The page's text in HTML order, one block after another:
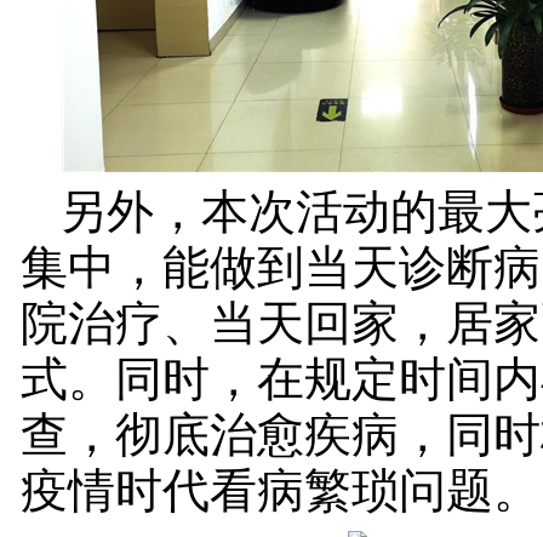
另外，本次活动的最
集中，能做到当天诊断
院治疗、当天回家，居
式。同时，在规定时间
查，彻底治愈疾病，同
疫情时代看病繁琐问题。